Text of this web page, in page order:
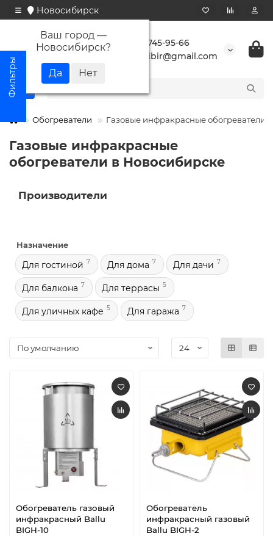
Новосибирск
Ваш город —
Новосибирск?
+7 923 745-95-66
buransibir@gmail.com
Обогреватели Газовые инфракрасные обогреватели
Газовые инфракрасные
обогреватели в Новосибирске
Производители
Назначение
Для гостиной 7 Для дома 7 Для дачи 7
Для балкона 7 Для террасы 5
Для уличных кафе 5 Для гаража 7
Обогреватель газовый
инфракрасный Ballu
BIGH-10
Обогреватель
инфракрасный газовый
Ballu BIGH-2